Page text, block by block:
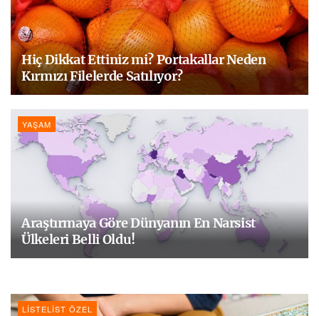
Hiç Dikkat Ettiniz mi? Portakallar Neden
Kırmızı Filelerde Satılıyor?
YAŞAM
Araştırmaya Göre Dünyanın En Narsist
Ülkeleri Belli Oldu!
LISTELIST ÖZEL